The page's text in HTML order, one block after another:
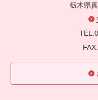
栃木県